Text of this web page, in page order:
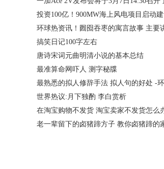
投资100亿！900MW海上风电项目启动
环球热资讯！囫囵吞枣的寓言故事 主要
搞笑日记100字左右
唐诗宋词元曲明清小说的基本总结
最准算命网吓人 测字秘牒
最熟悉的拟人修辞手法 拟人句的好处 -
世界热议:月下独酌 李白赏析
在淘宝购物不发货 淘宝卖家不发货怎么
老一辈留下的卤猪蹄方子 教你卤猪蹄的